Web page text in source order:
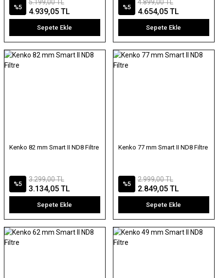
%5
5.199,00 TL
4.939,05 TL
Sepete Ekle
%5
4.899,00 TL
4.654,05 TL
Sepete Ekle
Kenko 82 mm Smart II ND8 Filtre
%5
3.299,00 TL
3.134,05 TL
Sepete Ekle
Kenko 77 mm Smart II ND8 Filtre
%5
2.999,00 TL
2.849,05 TL
Sepete Ekle